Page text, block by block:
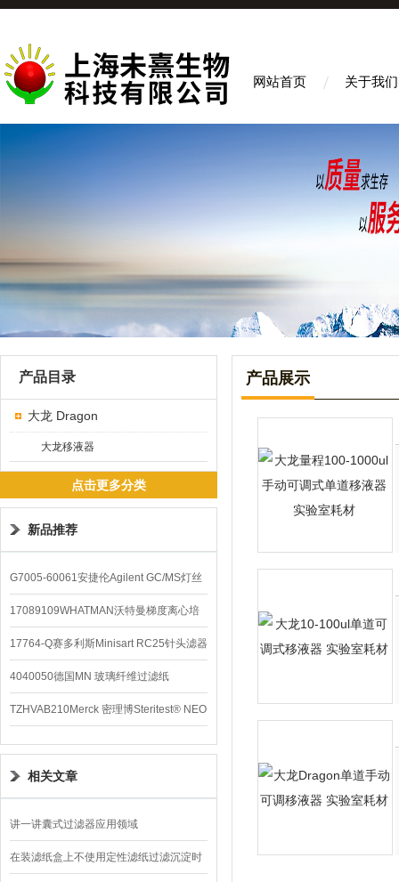
网站首页 关于我们
产品目录
大龙 Dragon
大龙移液器
点击更多分类
新品推荐
G7005-60061安捷伦Agilent GC/MS灯丝
配件
17089109WHATMAN沃特曼梯度离心培
养基
17764-Q赛多利斯Minisart RC25针头滤器
4040050德国MN 玻璃纤维过滤纸
TZHVAB210Merck 密理博Steritest® NEO
设备
相关文章
讲一讲囊式过滤器应用领域
在装滤纸盒上不使用定性滤纸过滤沉淀时
产品展示